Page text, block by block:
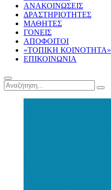
ΑΝΑΚΟΙΝΩΣΕΙΣ
ΔΡΑΣΤΗΡΙΟΤΗΤΕΣ
ΜΑΘΗΤΕΣ
ΓΟΝΕΙΣ
ΑΠΟΦΟΙΤΟΙ
«ΤΟΠΙΚΗ ΚΟΙΝΟΤΗΤΑ»
ΕΠΙΚΟΙΝΩΝΙΑ